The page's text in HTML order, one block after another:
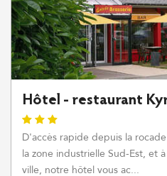
Hôtel - restaurant
D'accès rapide depuis la
la zone industrielle Sud-Est, et
ville, notre hôtel vous ac...